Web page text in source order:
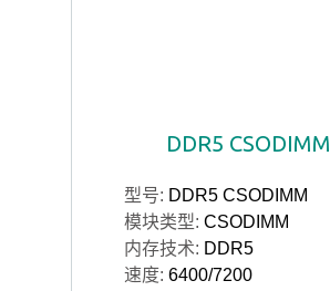
DDR5 CSODIMM
型号: DDR5 CSODIMM
模块类型: CSODIMM
内存技术: DDR5
速度: 6400/7200